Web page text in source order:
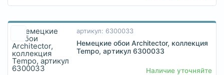
артикул: 6300033
Немецкие обои Architector, коллекция
Tempo, артикул 6300033
Наличие уточняйте